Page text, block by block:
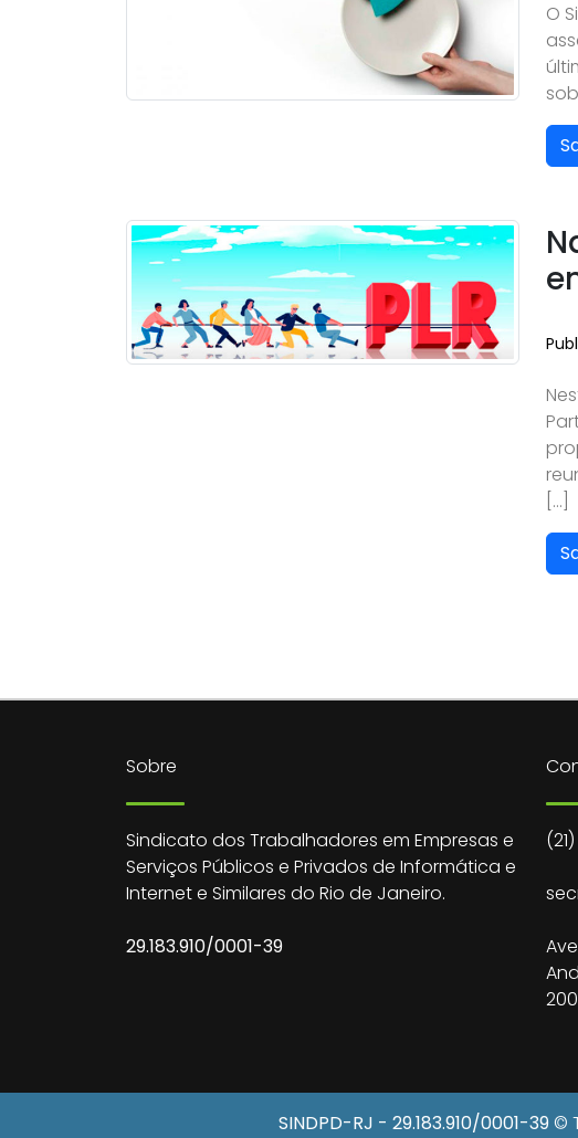
O
[…]
Sobre
Sindicato dos Trabalhadores em Empresas e
Serviços Públicos e Privados de Informática e
Internet e Similares do Rio de Janeiro.
29.183.910/0001-39
SINDPD-RJ - 29.183.910/0001-39 ©